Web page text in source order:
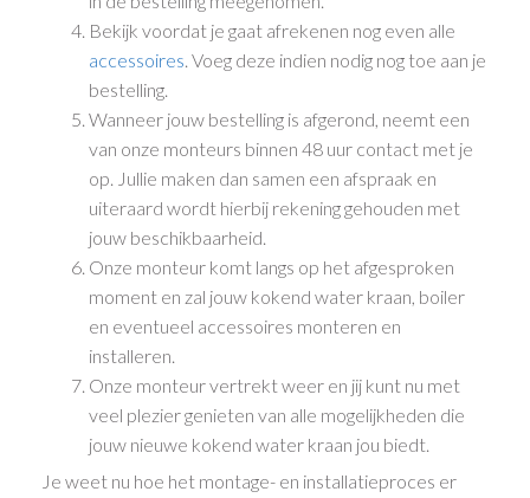
Bekijk voordat je gaat afrekenen nog even alle
accessoires. Voeg deze indien nodig nog toe aan je
bestelling.
Wanneer jouw bestelling is afgerond, neemt een
van onze monteurs binnen 48 uur contact met je
op. Jullie maken dan samen een afspraak en
uiteraard wordt hierbij rekening gehouden met
jouw beschikbaarheid.
Onze monteur komt langs op het afgesproken
moment en zal jouw kokend water kraan, boiler
en eventueel accessoires monteren en
installeren.
Onze monteur vertrekt weer en jij kunt nu met
veel plezier genieten van alle mogelijkheden die
jouw nieuwe kokend water kraan jou biedt.
Je weet nu hoe het montage- en installatieproces er